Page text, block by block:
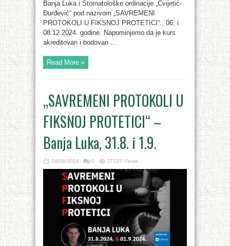
Banja Luka i Stomatološke ordinacije „Cvijetić-
Đurđević“ pod nazivom „SAVREMENI
PROTOKOLI U FIKSNOJ PROTETICI“., 06. i
08.12.2024. godine. Napominjemo da je kurs
akreditovan i bodovan ...
Read More »
„SAVREMENI PROTOKOLI U
FIKSNOJ PROTETICI“ –
Banja Luka, 31.8. i 1.9.
24/06/2024 0 27725 Views